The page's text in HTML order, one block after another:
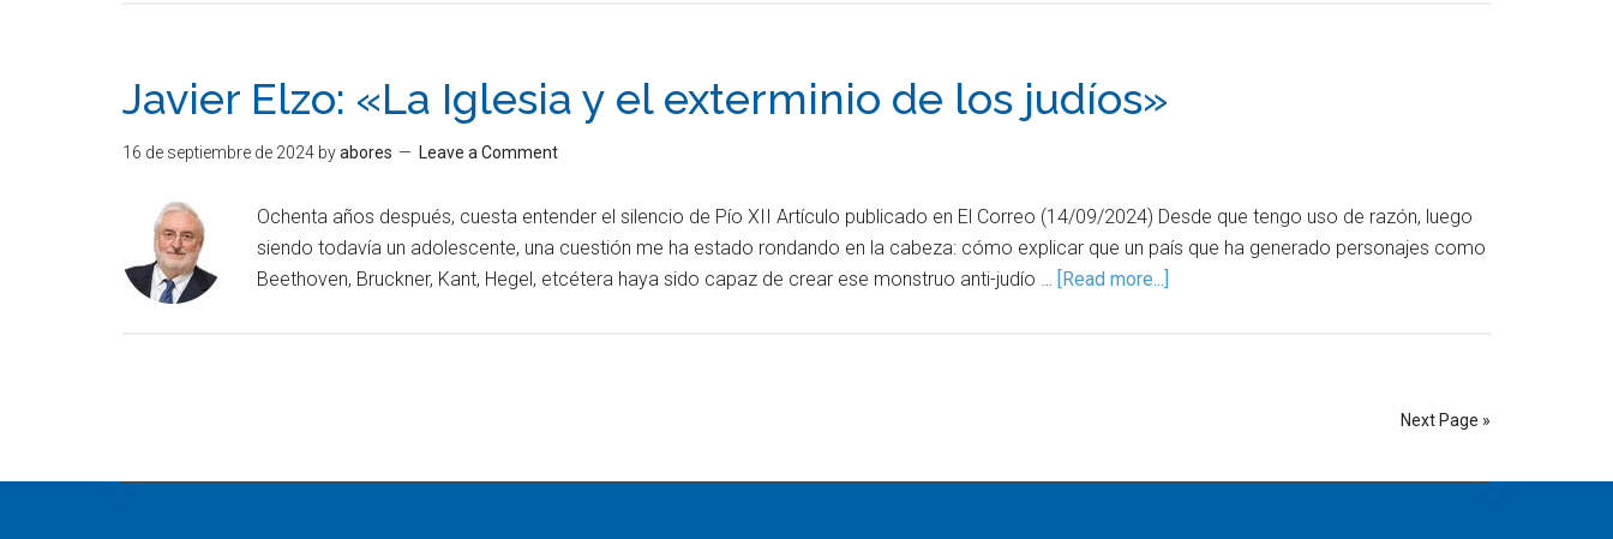
Javier Elzo: «La Iglesia y el exterminio de los judíos»
16 de septiembre de 2024 byabores Leave a Comment
Ochenta años después, cuesta entender el silencio de Pío XII Artículo publicado en El Correo (14/09/2024) Desde que tengo uso de razón, luego
siendo todavía un adolescente, una cuestión me ha estado rondando en la cabeza: cómo explicar que un país que ha generado personajes como
Beethoven, Bruckner, Kant, Hegel, etcétera haya sido capaz de crear ese monstruo anti-judío … [Read more...]
Next Page »